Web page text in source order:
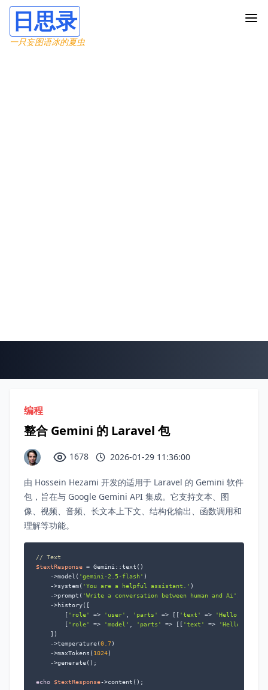
日思录
一只妄图语冰的夏虫
编程
整合 Gemini 的 Laravel 包
1678 2026-01-29 11:36:00
由 Hossein Hezami 开发的适用于 Laravel 的 Gemini 软件
包，旨在与 Google Gemini API 集成。它支持文本、图
像、视频、音频、长文本上下文、结构化输出、函数调用和
理解等功能。
// Text
$textResponse = Gemini::text()
    ->model(
'gemini-2.5-flash' )
    ->system(
'You are a helpful assistant.' )
    ->prompt(
'Write a conversation between human and Ai'
    ->history([
        [
'role' => 'user' 'parts' => [[ 'text' => 'Hello AI'
        [
'role' => 'model' 'parts' => [[ 'text' =>
'Hello
    ])
    ->temperature(
0.7)
    ->maxTokens(
1024)
    ->generate();
echo $textResponse->content();